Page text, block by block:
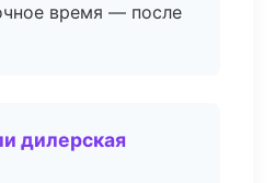
время — после
дилерская